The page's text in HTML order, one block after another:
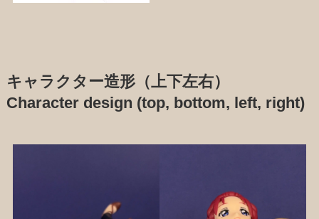
キャラクター造形（上下左右）
Character design (top, bottom, left, right)